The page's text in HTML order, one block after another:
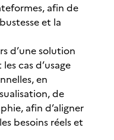
afin de
et la
d’une solution
cas d’usage
en
de
afin d’aligner
besoins réels et